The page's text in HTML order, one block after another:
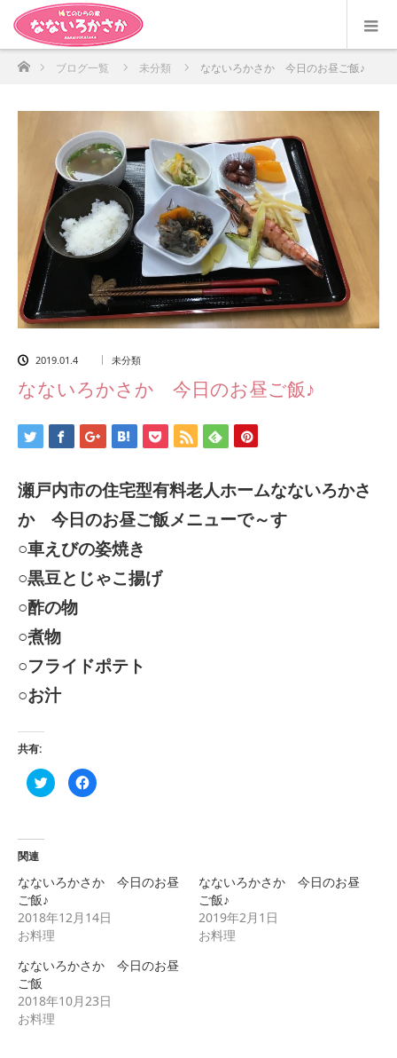
ホームブログ一覧 未分類 なないろかさか 今日のお昼ご飯♪
2019.01.4 未分類
なないろかさか 今日のお昼ご飯♪
瀬戸内市の住宅型有料老人ホームなないろかさ
か 今日のお昼ご飯メニューで～す
○車えびの姿焼き
○黒豆とじゃこ揚げ
○酢の物
○煮物
○フライドポテト
○お汁
共有:
ク
リ
有
(新
ウ
ィ
ン
ウ
で
き
ま
す)
Facebook
で
リ
ッ
て
い
(新
ウ
関連
なないろかさか 今日のお昼
ご飯♪
2018年12月14日
お料理
なないろかさか 今日のお昼
ご飯♪
2019年2月1日
お料理
なないろかさか 今日のお昼
ご飯
2018年10月23日
お料理